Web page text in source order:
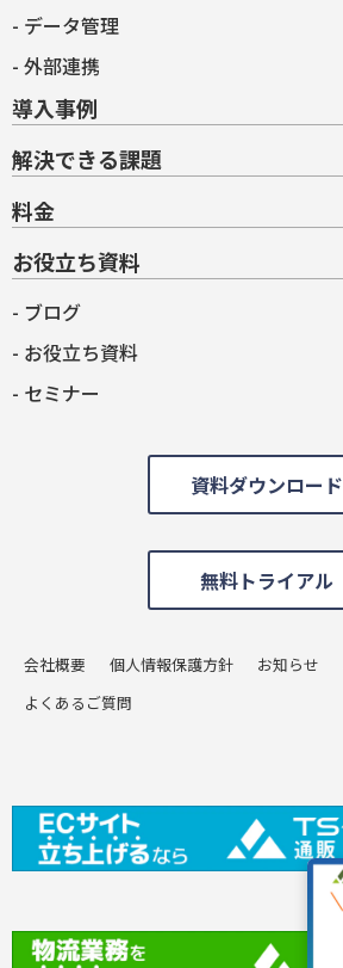
データ管理
外部連携
導入事例
解決できる課題
料金
お役立ち資料
ブログ
お役立ち資料
セミナー
資料ダウンロード
無料トライアル
会社概要 個人情報保護方針 お知らせ
よくあるご質問